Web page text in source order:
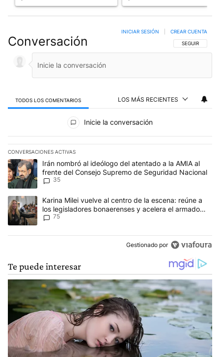
Conversación SIGA ESTA
SEGUIR
INICIAR SESIÓN CREAR CUENTA
TODOS LOS COMENTARIOS LOS MÁS RECIENTES
Inicie la conversación
CONVERSACIONES ACTIVAS
Este listado muestra los artículos con más comentarios en los
Un artículo de tendencia con el título "Irán nombró al ideólogo
Irán nombró al ideólogo del atentado a la AMIA al
frente del Consejo Supremo de Seguridad Nacional
35
Un artículo de tendencia con el título "Karina Milei vuelve al
Karina Milei vuelve al centro de la escena: reúne a
los legisladores bonaerenses y acelera el armado
para 2027
75
Gestionado por